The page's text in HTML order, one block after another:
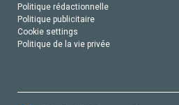
Politique rédactionnelle
Politique publicitaire
Cookie settings
Politique de la vie privée